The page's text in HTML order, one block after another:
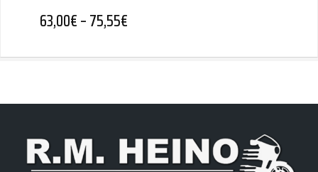
63,00€–75,55€Hintaluokka: 63,00€ - 75,55€